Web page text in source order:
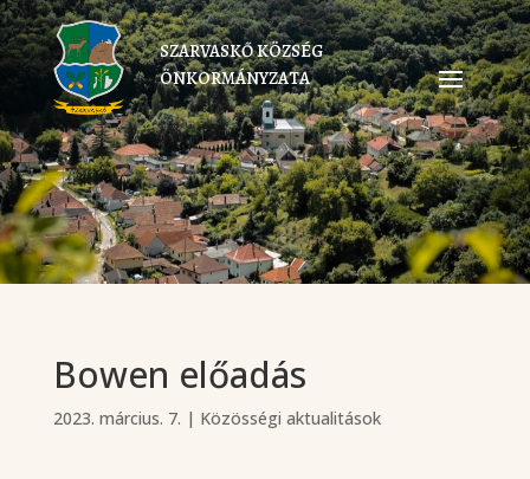
SZARVASKŐ KÖZSÉG
ÖNKORMÁNYZATA
Bowen előadás
2023. március. 7. | Közösségi aktualitások